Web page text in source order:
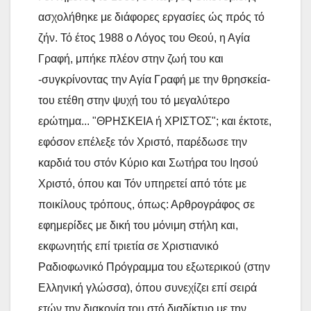
ασχολήθηκε με διάφορες εργασίες ώς πρός τό
ζήν. Τό έτος 1988 ο Λόγος του Θεού, η Αγία
Γραφή, μπήκε πλέον στην ζωή του και
-συγκρίνοντας την Αγία Γραφή με την θρησκεία-
του ετέθη στην ψυχή του τό μεγαλύτερο
ερώτημα... "ΘΡΗΣΚΕΙΑ ή ΧΡΙΣΤΟΣ"; και έκτοτε,
εφόσον επέλεξε τόν Χριστό, παρέδωσε την
καρδιά του στόν Κύριο και Σωτήρα του Ιησού
Χριστό, όπου και Τόν υπηρετεί από τότε με
ποικίλους τρόπους, όπως: Αρθρογράφος σε
εφημερίδες με δική του μόνιμη στήλη και,
εκφωνητής επί τριετία σε Χριστιανικό
Ραδιοφωνικό Πρόγραμμα του εξωτερικού (στην
Ελληνική γλώσσα), όπου συνεχίζει επί σειρά
ετών την διακονία του στό διαδίκτυο με την